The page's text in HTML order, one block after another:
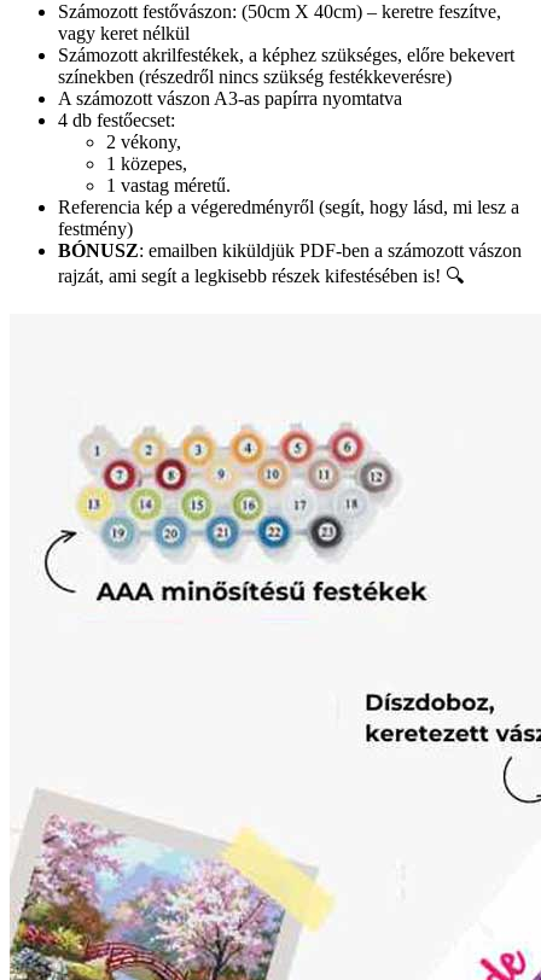
Számozott festővászon: (50cm X 40cm) – keretre feszítve,
vagy keret nélkül
Számozott akrilfestékek, a képhez szükséges, előre bekevert
színekben (részedről nincs szükség festékkeverésre)
A számozott vászon A3-as papírra nyomtatva
4 db festőecset:
2 vékony,
1 közepes,
1 vastag méretű.
Referencia kép a végeredményről (segít, hogy lásd, mi lesz a
festmény)
BÓNUSZ: emailben kiküldjük PDF-ben a számozott vászon
rajzát, ami segít a legkisebb részek kifestésében is! 🔍